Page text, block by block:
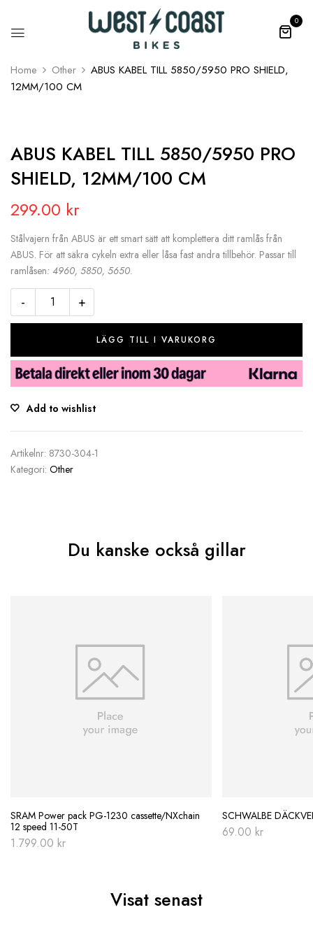
0
Home Other
ABUS KABEL TILL 5850/5950 PRO SHIELD,
12MM/100 CM
ABUS KABEL TILL 5850/5950 PRO
SHIELD, 12MM/100 CM
299.00 kr
Stålvajern från ABUS är ett smart sätt att komplettera ditt ramlås från
ABUS. För att säkra cykeln extra eller låsa fast andra tillbehör. Passar till
ramlåsen: 4960, 5850, 5650.
- +
LÄGG TILL I VARUKORG
Add to wishlist
Artikelnr: 8730-304-1
Kategori: Other
Du kanske också gillar
SRAM Power pack PG-1230 cassette/NXchain
12 speed 11-50T
1.799.00 kr
SCHWALBE
69.00 kr
Visat senast